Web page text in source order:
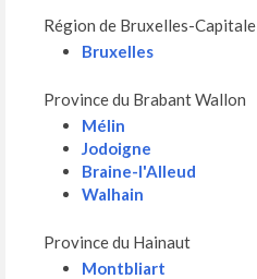
Région de Bruxelles-Capitale
Bruxelles
Province du Brabant Wallon
Mélin
Jodoigne
Braine-l'Alleud
Walhain
Province du Hainaut
Montbliart